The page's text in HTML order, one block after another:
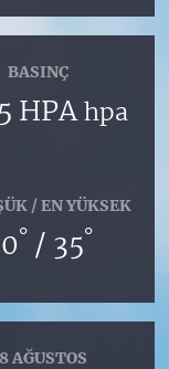
BASINÇ
HPAhpa
/ EN YÜKSEK
° / 35°
AĞUSTOS